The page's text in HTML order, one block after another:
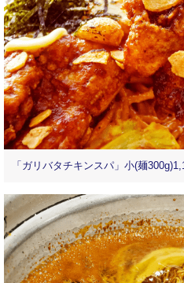
「ガリバタチキンスパ」小(麺